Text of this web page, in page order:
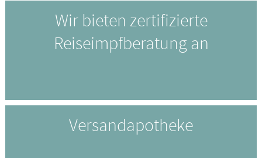
Wir bieten zertifizierte
Reiseimpfberatung an
Versandapotheke